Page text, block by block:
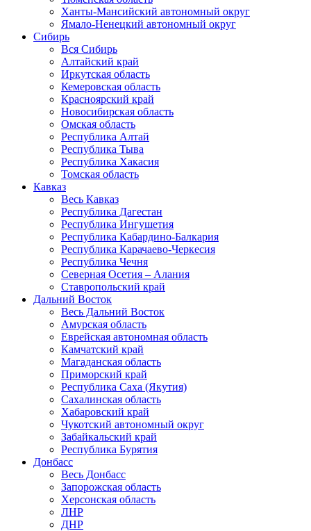
Ханты-Мансийский автономный округ
Ямало-Ненецкий автономный округ
Сибирь
Вся Сибирь
Алтайский край
Иркутская область
Кемеровская область
Красноярский край
Новосибирская область
Омская область
Республика Алтай
Республика Тыва
Республика Хакасия
Томская область
Кавказ
Весь Кавказ
Республика Дагестан
Республика Ингушетия
Республика Кабардино-Балкария
Республика Карачаево-Черкесия
Республика Чечня
Северная Осетия – Алания
Ставропольский край
Дальний Восток
Весь Дальний Восток
Амурская область
Еврейская автономная область
Камчатский край
Магаданская область
Приморский край
Республика Саха (Якутия)
Сахалинская область
Хабаровский край
Чукотский автономный округ
Забайкальский край
Республика Бурятия
Донбасс
Весь Донбасс
Запорожская область
Херсонская область
ЛНР
ДНР